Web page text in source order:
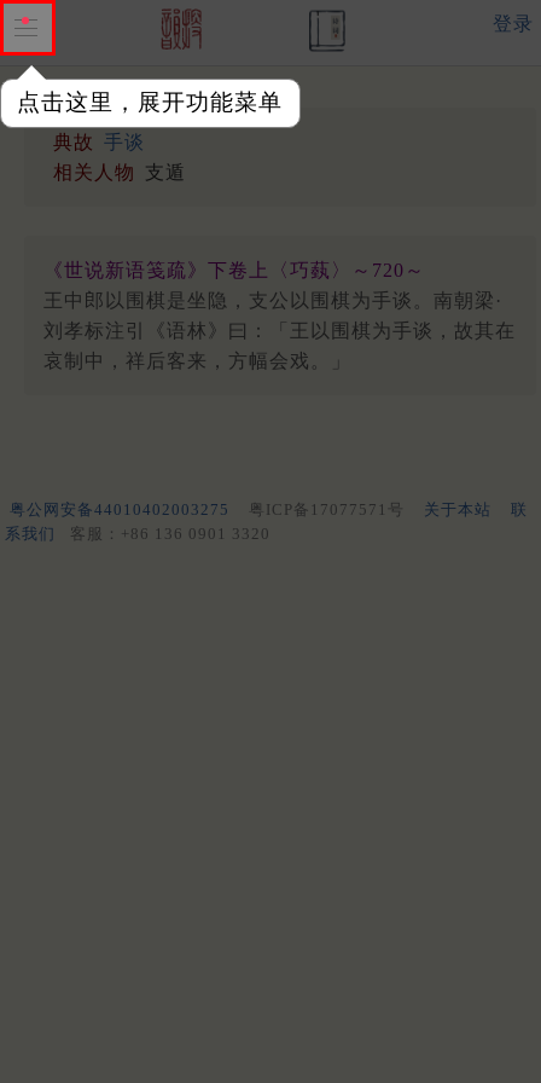
点击这里，展开功能菜单
登录
典故 手谈
相关人物
支遁
《世说新语笺疏》下卷上〈巧蓺〉～720～
王中郎以围棋是坐隐，支公以围棋为手谈。南朝梁·
刘孝标注引《语林》曰：「王以围棋为手谈，故其在
哀制中，祥后客来，方幅会戏。」
粤公网安备44010402003275 粤ICP备17077571号 关于本站
联
系我们
客服：+86 136 0901 3320